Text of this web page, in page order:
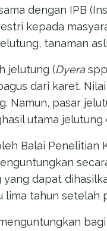
dengan IPB
kepada
tanaman
jelutung (Dyera
dari karet.
Namun, pasar
utama jelutung
Balai Penelitian
dapat
tahun setelah